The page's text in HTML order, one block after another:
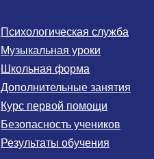
Результаты обучения
Безопасность учеников
Курс первой помощи
Дополнительные занятия
Школьная форма
Музыкальная уроки
Психологическая служба